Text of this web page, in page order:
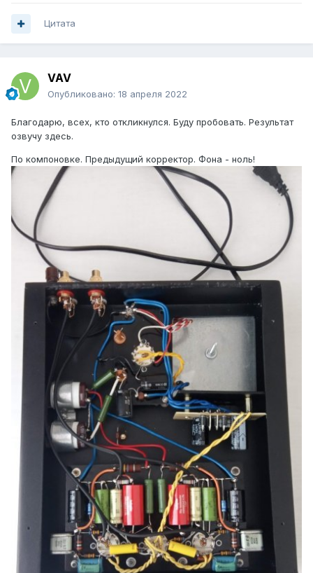
Цитата
VAV
Опубликовано: 18 апреля 2022
Благодарю, всех, кто откликнулся. Буду пробовать. Результат
озвучу здесь.
По компоновке. Предыдущий корректор. Фона - ноль!